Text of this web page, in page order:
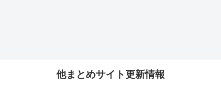
他まとめサイト更新情報